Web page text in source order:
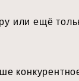
или ещё